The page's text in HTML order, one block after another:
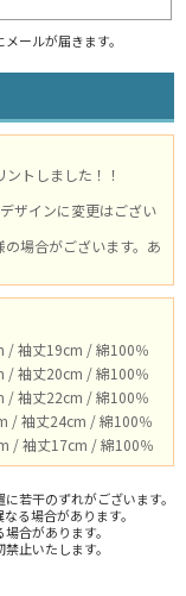
ールが届きます。
トしました！！
ザインに変更はござい
場合がございます。あ
/ 袖丈19cm / 綿100％
/ 袖丈20cm / 綿100％
/ 袖丈22cm / 綿100％
/ 袖丈24cm / 綿100％
/ 袖丈17cm / 綿100％
若干のずれがございます。
る場合があります。
合があります。
止いたします。